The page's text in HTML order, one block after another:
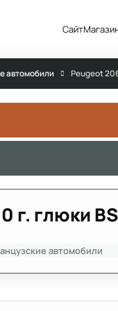
Сайт
автомобили Peugeot
г. глюки
автомобили